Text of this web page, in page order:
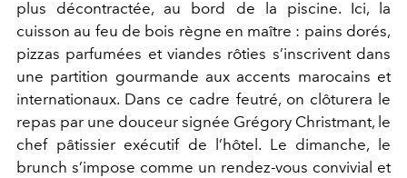
plus décontractée, au bord de la piscine. Ici, la
cuisson au feu de bois règne en maître : pains dorés,
pizzas parfumées et viandes rôties s’inscrivent dans
une partition gourmande aux accents marocains et
internationaux. Dans ce cadre feutré, on clôturera le
repas par une douceur signée Grégory Christmant, le
chef pâtissier exécutif de l’hôtel. Le dimanche, le
brunch s’impose comme un rendez-vous convivial et